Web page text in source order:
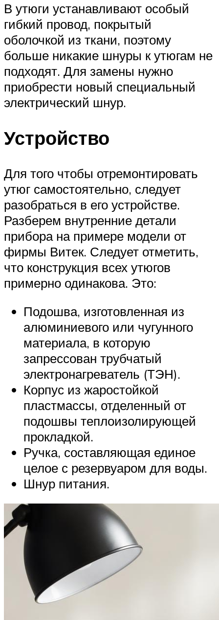
В утюги устанавливают особый
гибкий провод, покрытый
оболочкой из ткани, поэтому
больше никакие шнуры к утюгам не
подходят. Для замены нужно
приобрести новый специальный
электрический шнур.
Устройство
Для того чтобы отремонтировать
утюг самостоятельно, следует
разобраться в его устройстве.
Разберем внутренние детали
прибора на примере модели от
фирмы Витек. Следует отметить,
что конструкция всех утюгов
примерно одинакова. Это:
Подошва, изготовленная из
алюминиевого или чугунного
материала, в которую
запрессован трубчатый
электронагреватель (ТЭН).
Корпус из жаростойкой
пластмассы, отделенный от
подошвы теплоизолирующей
прокладкой.
Ручка, составляющая единое
целое с резервуаром для воды.
Шнур питания.